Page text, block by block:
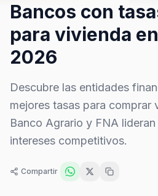
Bancos con
para vivienda
2026
Descubre las entidades
mejores tasas para comprar
Banco Agrario y FNA
intereses competitivos.
Compartir